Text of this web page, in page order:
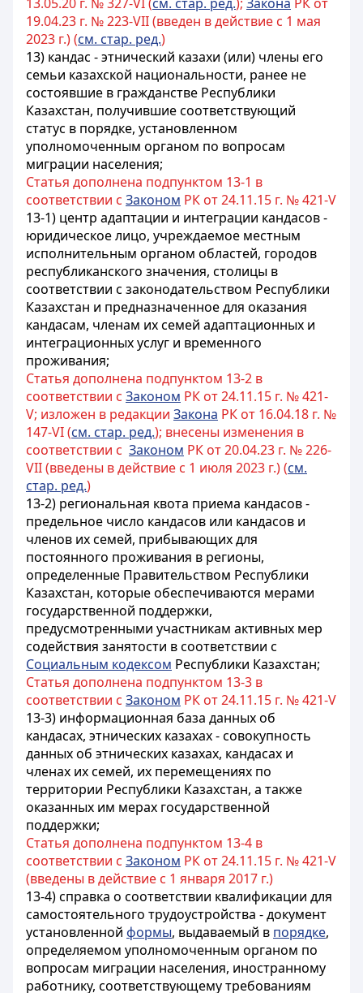
19.04.23 г. № 223-VII (введен в действие с 1 мая
2023 г.) (см. стар. ред.)
13) кандас - этнический казахи (или) члены его
семьи казахской национальности, ранее не
состоявшие в гражданстве Республики
Казахстан, получившие соответствующий
статус в порядке, установленном
уполномоченным органом по вопросам
миграции населения;
Статья дополнена подпунктом 13-1 в
соответствии с Законом РК от 24.11.15 г. № 421-V
13-1) центр адаптации и интеграции кандасов-
юридическое лицо, учреждаемое местным
исполнительным органом областей, городов
республиканского значения, столицы в
соответствии с законодательством Республики
Казахстан и предназначенное для оказания
кандасам, членам их семей адаптационных и
интеграционных услуг и временного
проживания;
Статья дополнена подпунктом 13-2 в
соответствии с Законом РК от 24.11.15 г. № 421-
V; изложен в редакции Закона РК от 16.04.18 г. №
147-VI (см. стар. ред.); внесены изменения в
соответствии с Законом РК от 20.04.23 г. № 226-
VII (введены в действие с 1 июля 2023 г.) (см.
стар. ред.)
13-2) региональная квота приема кандасов -
предельное число кандасов или кандасов и
членов их семей, прибывающих для
постоянного проживания в регионы,
определенные Правительством Республики
Казахстан, которые обеспечиваются мерами
государственной поддержки,
предусмотренными участникам активных мер
содействия занятости в соответствии с
Социальным кодексом Республики Казахстан;
Статья дополнена подпунктом 13-3 в
соответствии с Законом РК от 24.11.15 г. № 421-V
13-3) информационная база данных об
кандасах, этнических казахах - совокупность
данных об этнических казахах, кандасах и
членах их семей, их перемещениях по
территории Республики Казахстан, а также
оказанных им мерах государственной
поддержки;
Статья дополнена подпунктом 13-4 в
соответствии с Законом РК от 24.11.15 г. № 421-V
(введены в действие с 1 января 2017 г.)
13-4) справка о соответствии квалификации для
самостоятельного трудоустройства - документ
установленной формы, выдаваемый в порядке,
определяемом уполномоченным органом по
вопросам миграции населения, иностранному
работнику, соответствующему требованиям